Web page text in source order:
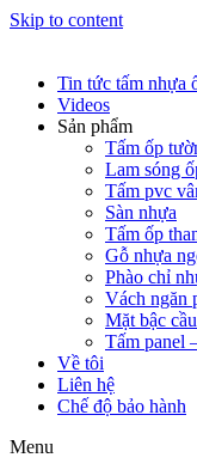
Skip to content
Tin tức tấm nhựa
Videos
Sản phẩm
Tấm ốp
Lam sóng
Tấm pvc
Sàn nhựa
Tấm ốp
Gỗ nhựa
Phào chỉ
Vách ngăn
Mặt bậc
Tấm panel
Về tôi
Liên hệ
Chế độ bảo hành
Menu